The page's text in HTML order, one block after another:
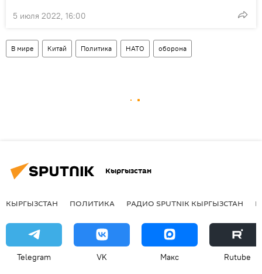
5 июля 2022, 16:00
В мире Китай Политика НАТО оборона
Кыргызстан
КЫРГЫЗСТАН ПОЛИТИКА РАДИО SPUTNIK КЫРГЫЗСТАН
Telegram VK Макс Rutube